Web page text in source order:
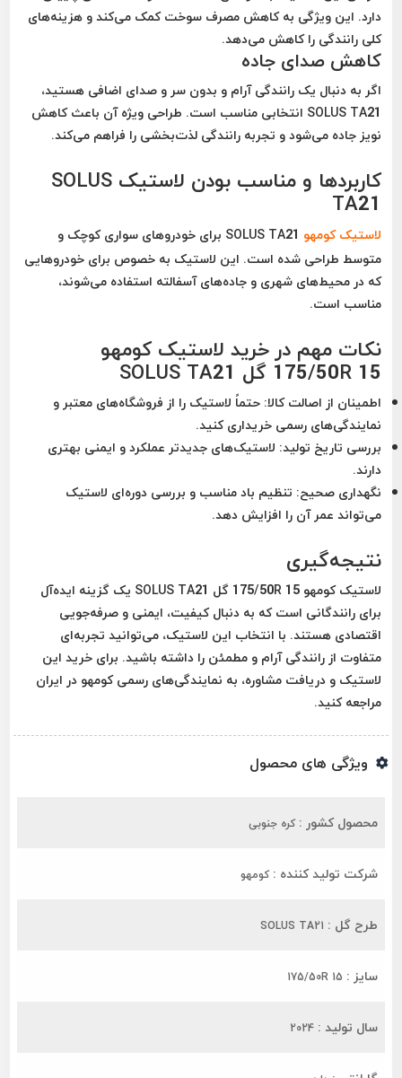
دارد. این ویژگی به کاهش مصرف سوخت کمک می‌کند و هزینه‌های
کلی رانندگی را کاهش می‌دهد.
کاهش صدای جاده
اگر به دنبال یک رانندگی آرام و بدون سر و صدای اضافی هستید،
SOLUS TA21 انتخابی مناسب است. طراحی ویژه آن باعث کاهش
نویز جاده می‌شود و تجربه رانندگی لذت‌بخشی را فراهم می‌کند.
کاربردها و مناسب بودن لاستیک SOLUS
TA21
لاستیک کومهو
SOLUS TA21 برای خودروهای سواری کوچک و
متوسط طراحی شده است. این لاستیک به خصوص برای خودروهایی
که در محیط‌های شهری و جاده‌های آسفالته استفاده می‌شوند،
مناسب است.
نکات مهم در خرید لاستیک کومهو
175/50R 15 گل SOLUS TA21
اطمینان از اصالت کالا: حتماً لاستیک را از فروشگاه‌های معتبر و
نمایندگی‌های رسمی خریداری کنید.
بررسی تاریخ تولید: لاستیک‌های جدیدتر عملکرد و ایمنی بهتری
دارند.
نگهداری صحیح: تنظیم باد مناسب و بررسی دوره‌ای لاستیک
می‌تواند عمر آن را افزایش دهد.
نتیجه‌گیری
لاستیک کومهو 175/50R 15 گل SOLUS TA21 یک گزینه ایده‌آل
برای رانندگانی است که به دنبال کیفیت، ایمنی و صرفه‌جویی
اقتصادی هستند. با انتخاب این لاستیک، می‌توانید تجربه‌ای
متفاوت از رانندگی آرام و مطمئن را داشته باشید. برای خرید این
لاستیک و دریافت مشاوره، به نمایندگی‌های رسمی کومهو در ایران
مراجعه کنید.
ویژگی های محصول
محصول کشور : کره جنوبی
شرکت تولید کننده : کومهو
طرح گل : SOLUS TA21
سایز : 175/50R 15
سال تولید : 2024